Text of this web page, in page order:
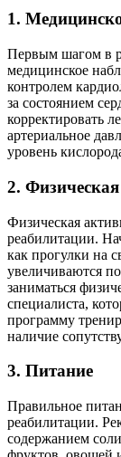
1.
Первым шагом в
медицинское
контролем
за состоянием
корректировать
артериальное
уровень
2.
Физическая
реабилитации.
как прогулки на
увеличиваются
заниматься
специалиста,
программу
наличие
3. Питание
Правильное
реабилитации.
содержанием